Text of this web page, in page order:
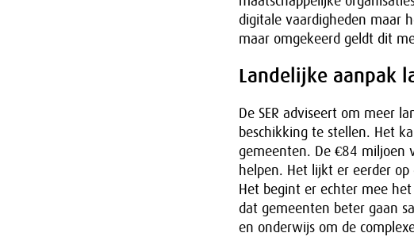
digitale vaardigheden maar
maar omgekeerd geldt dit
Landelijke aanpak
De SER adviseert om meer
beschikking te stellen. Het
gemeenten. De €84 miljoen
helpen. Het lijkt er eerder
Het begint er echter mee
dat gemeenten beter gaan
en onderwijs om de